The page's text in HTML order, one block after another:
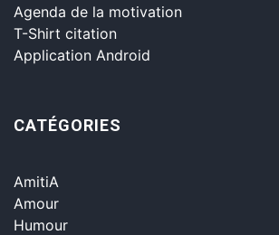
Agenda de la motivation
T-Shirt citation
Application Android
CATÉGORIES
AmitiA
Amour
Humour